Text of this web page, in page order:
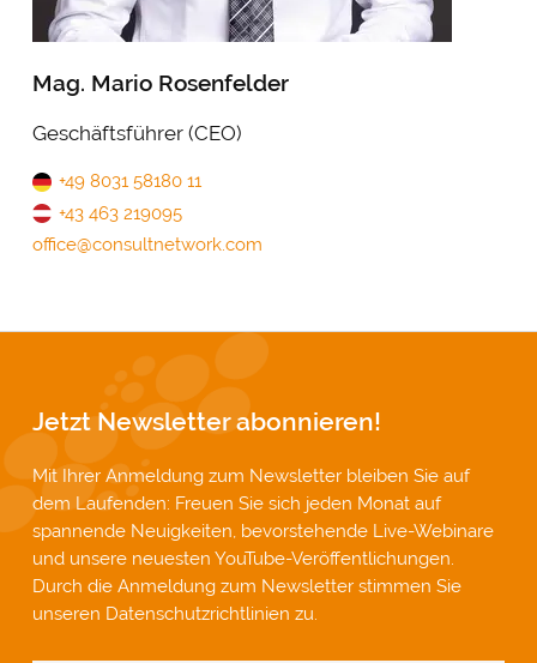
Mag. Mario Rosenfelder
Geschäftsführer (CEO)
+49 8031 58180 11
+43 463 219095
office@consultnetwork.com
Jetzt Newsletter abonnieren!
Mit Ihrer Anmeldung zum Newsletter bleiben Sie auf
dem Laufenden: Freuen Sie sich jeden Monat auf
spannende Neuigkeiten, bevorstehende Live-Webinare
und unsere neuesten YouTube-Veröffentlichungen.
Durch die Anmeldung zum Newsletter stimmen Sie
unseren Datenschutzrichtlinien zu.